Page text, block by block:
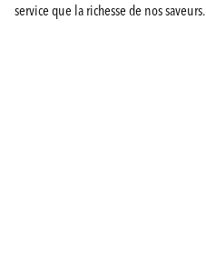
service que la richesse de nos saveurs.